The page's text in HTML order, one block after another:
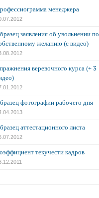
менеджера
заявления об увольнении по
желанию (с видео)
веревочного курса (+ 3
фотографии рабочего дня
аттестационного листа
текучести кадров